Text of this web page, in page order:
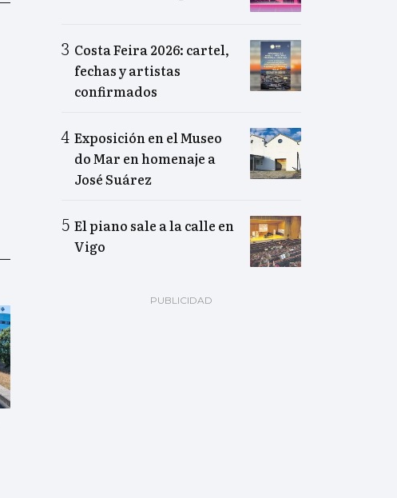
Costa Feira 2026: cartel,
fechas y artistas
confirmados
Exposición en el Museo
do Mar en homenaje a
José Suárez
El piano sale a la calle en
Vigo